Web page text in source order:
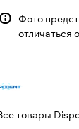
Фото
отличаться
товары